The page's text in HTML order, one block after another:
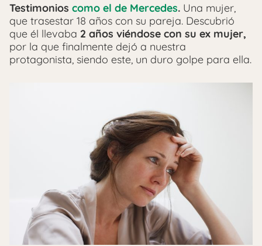
Testimonios como el de Mercedes. Una mujer,
que trasestar 18 años con su pareja. Descubrió
que él llevaba 2 años viéndose con su ex mujer,
por la que finalmente dejó a nuestra
protagonista, siendo este, un duro golpe para ella.